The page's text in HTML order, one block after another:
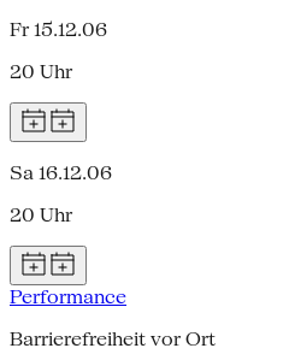
Fr 15.12.06
20 Uhr
Sa 16.12.06
20 Uhr
Performance
Barrierefreiheit vor Ort